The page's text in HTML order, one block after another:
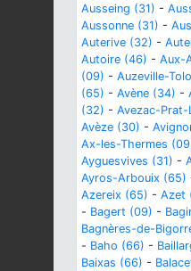
Ausseing (31) -
Aussonne (31) -
Auterive (32) -
Autoire (46) - Aux-
(09) - Auzeville-
(65) - Avène (34) -
(32) - Avezac-
Avèze (30) -
Ax-les-Thermes
Ayguesvives (31) -
Ayros-Arbouix (65)
Azereix (65) - Azet
- Bagert (09) -
Bagnères-de-
- Baho (66) -
Baixas (66) -